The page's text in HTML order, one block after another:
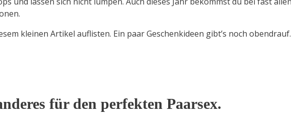
kleinen Artikel auflisten. Ein paar Geschenkideen gibt’s noch
für den perfekten Paarsex.